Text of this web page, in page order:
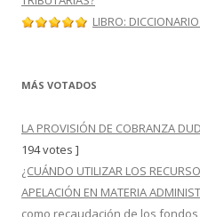
LIBRO:
MÁS VOTADOS
LA PROVISIÓN DE COBRANZA
194 votes ]
¿CUÁNDO UTILIZAR LOS
APELACIÓN EN MATERIA
como recaudación de los